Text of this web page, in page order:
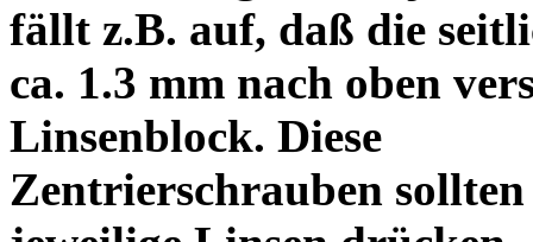
fällt z.B. auf, daß die
ca. 1.3 mm nach oben
Linsenblock. Diese
Zentrierschrauben